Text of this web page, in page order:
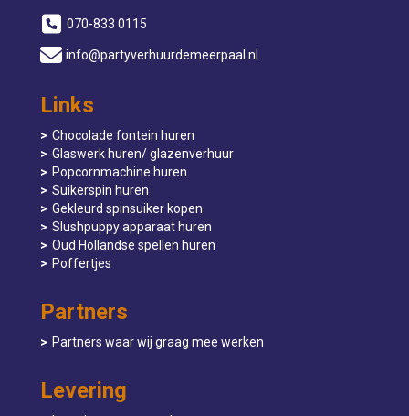
070-833 0115
info@partyverhuurdemeerpaal.nl
Links
Chocolade fontein huren
Glaswerk huren/ glazenverhuur
Popcornmachine huren
Suikerspin huren
Gekleurd spinsuiker kopen
Slushpuppy apparaat huren
Oud Hollandse spellen huren
Poffertjes
Partners
Partners waar wij graag mee werken
Levering